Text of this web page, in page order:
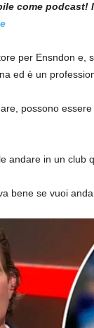
come podcast!
per Ensndon e,
ed è un
possono
andare in un club
bene se vuoi